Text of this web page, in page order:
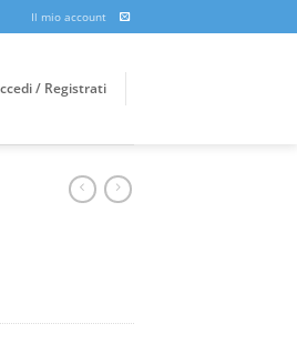
Il mio account
/ Registrati